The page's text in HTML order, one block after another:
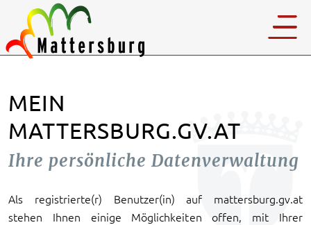
MEIN
MATTERSBURG.GV.AT
Ihre persönliche Datenverwaltung
Als registrierte(r) Benutzer(in) auf mattersburg.gv.at
stehen Ihnen einige Möglichkeiten offen, mit Ihrer